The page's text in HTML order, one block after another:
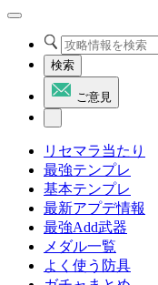
検索
ご意見
リセマラ当たり
最強テンプレ
基本テンプレ
最新アプデ情報
最強Add武器
メダル一覧
よく使う防具